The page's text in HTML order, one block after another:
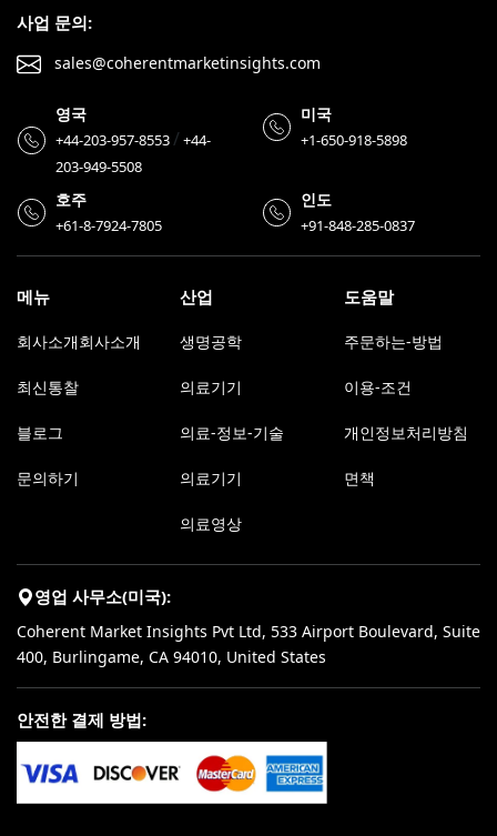
사업 문의:
sales@coherentmarketinsights.com
영국
+44-203-957-8553/+44-
203-949-5508
미국
+1-650-918-5898
호주
+61-8-7924-7805
인도
+91-848-285-0837
메뉴
회사소개회사소개
최신통찰
블로그
문의하기
산업
생명공학
의료기기
의료-정보-기술
의료기기
의료영상
도움말
주문하는-방법
이용-조건
개인정보처리방침
면책
영업 사무소(미국):
Coherent Market Insights Pvt Ltd, 533 Airport Boulevard, Suite
400, Burlingame, CA 94010, United States
안전한 결제 방법: